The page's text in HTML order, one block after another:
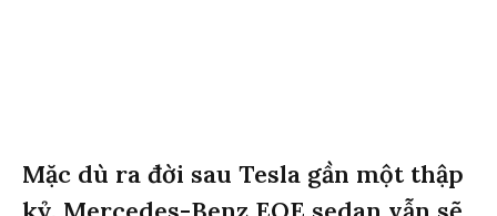
Mặc dù ra đời sau Tesla gần một thập